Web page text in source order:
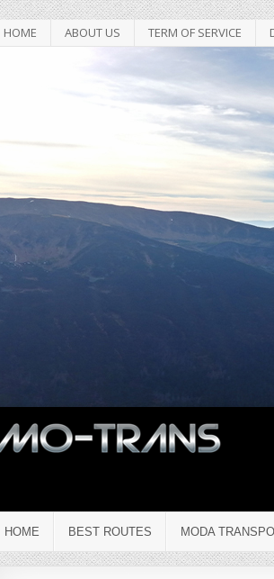
HOME ABOUT US TERM OF SERVICE
HOME BEST ROUTES MODA